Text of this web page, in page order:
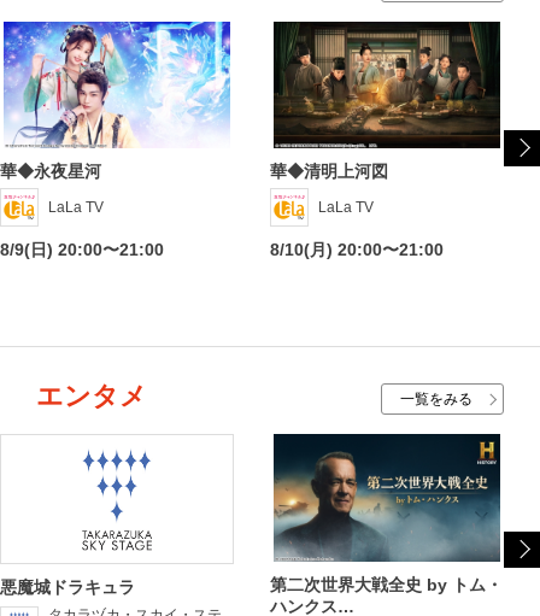
華◆永夜星河
LaLa TV
8/9(日) 20:00〜21:00
華◆清明上河図
LaLa TV
8/10(月) 20:00〜21:00
エンタメ 一覧をみる
悪魔城ドラキュラ
第二次世界大戦全史 by トム・
ハンクス…